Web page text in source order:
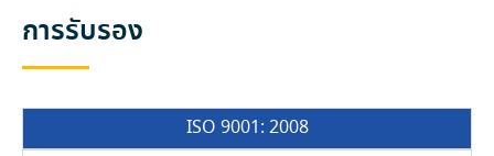
การรับรอง
ISO 9001: 2008